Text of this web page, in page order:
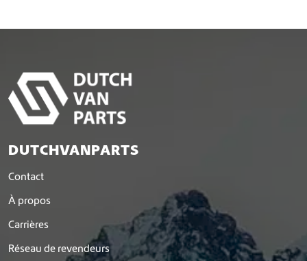
DUTCHVANPARTS
Contact
À propos
Carrières
Réseau de revendeurs